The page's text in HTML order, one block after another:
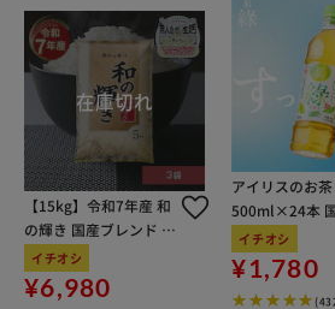
【15kg】令和7年産 和
の輝き 国産ブレンド 5
kg×3袋
イチオシ
¥6,980
アイリスのお
500ml×24本
100％使用
イチオシ
¥1,780